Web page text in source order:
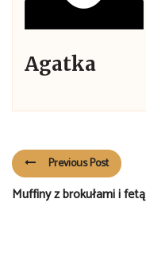
Agatka
Previous Post
Muffiny z brokułami i fetą